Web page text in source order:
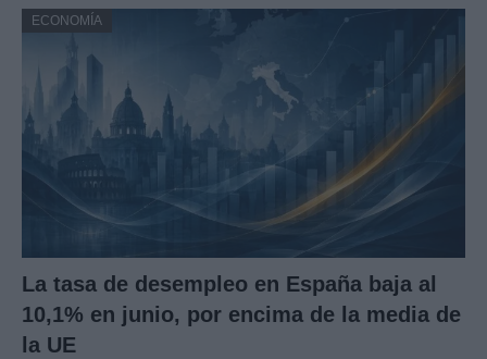
ECONOMÍA
La tasa de desempleo en España baja al
10,1% en junio, por encima de la media de
la UE